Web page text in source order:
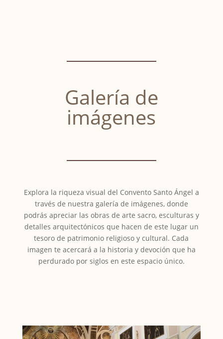
Galería de
imágenes
Explora la riqueza visual del Convento Santo Ángel a
través de nuestra galería de imágenes, donde
podrás apreciar las obras de arte sacro, esculturas y
detalles arquitectónicos que hacen de este lugar un
tesoro de patrimonio religioso y cultural. Cada
imagen te acercará a la historia y devoción que ha
perdurado por siglos en este espacio único.